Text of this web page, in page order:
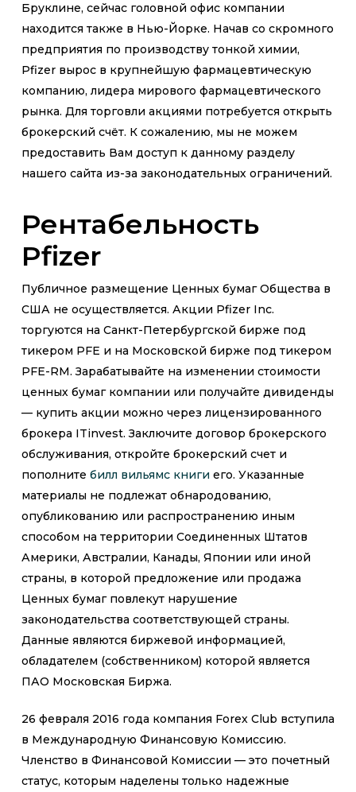
Бруклине, сейчас головной офис компании
находится также в Нью-Йорке. Начав со скромного
предприятия по производству тонкой химии,
Pfizer вырос в крупнейшую фармацевтическую
компанию, лидера мирового фармацевтического
рынка. Для торговли акциями потребуется открыть
брокерский счёт. К сожалению, мы не можем
предоставить Вам доступ к данному разделу
нашего сайта из-за законодательных ограничений.
Рентабельность
Pfizer
Публичное размещение Ценных бумаг Общества в
США не осуществляется. Акции Pfizer Inc.
торгуются на Санкт-Петербургской бирже под
тикером PFE и на Московской бирже под тикером
PFE-RM. Зарабатывайте на изменении стоимости
ценных бумаг компании или получайте дивиденды
— купить акции можно через лицензированного
брокера ITinvest. Заключите договор брокерского
обслуживания, откройте брокерский счет и
пополните билл вильямс книги его. Указанные
материалы не подлежат обнародованию,
опубликованию или распространению иным
способом на территории Соединенных Штатов
Америки, Австралии, Канады, Японии или иной
страны, в которой предложение или продажа
Ценных бумаг повлекут нарушение
законодательства соответствующей страны.
Данные являются биржевой информацией,
обладателем (собственником) которой является
ПАО Московская Биржа.
26 февраля 2016 года компания Forex Club вступила
в Международную Финансовую Комиссию.
Членство в Финансовой Комиссии — это почетный
статус, которым наделены только надежные